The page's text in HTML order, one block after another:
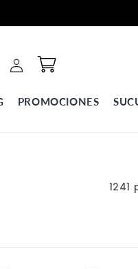
PROMOCIONES
sesión
Carrito
1241